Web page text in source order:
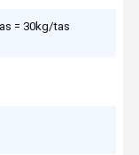
= 30kg/tas